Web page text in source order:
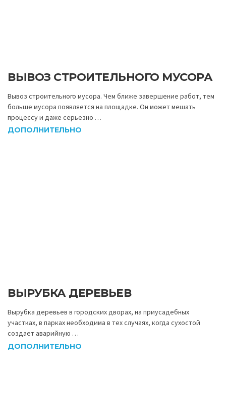
больше мусора появляется на площадке. Он может мешать
процессу и даже серьезно …
ДОПОЛНИТЕЛЬНО
Вырубка деревьев в городских дворах, на приусадебных
участках, в парках необходима в тех случаях, когда сухостой
создает аварийную …
ДОПОЛНИТЕЛЬНО